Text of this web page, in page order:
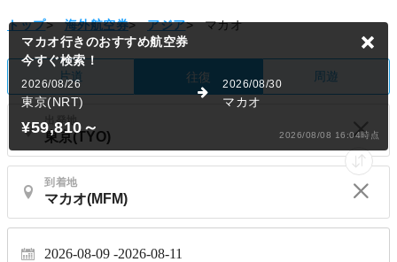
トップ> 海外航空券> アジア> マカオ
片道 往復 周遊
出発地
到着地
2026-08-09 2026-08-11
マカオ行きのおすすめ航空券
今すぐ検索！
2026/08/26
東京(NRT)
2026/08/30
マカオ
¥59,810～ 2026/08/08 16:04時点